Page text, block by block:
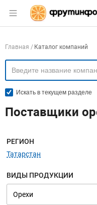
Раздел
Навигация по
Главная Каталог компаний
Искать в текущем разделе
Поставщики
Меню навигации
РЕГИОН
Татарстан
ВИДЫ ПРОДУКЦИИ